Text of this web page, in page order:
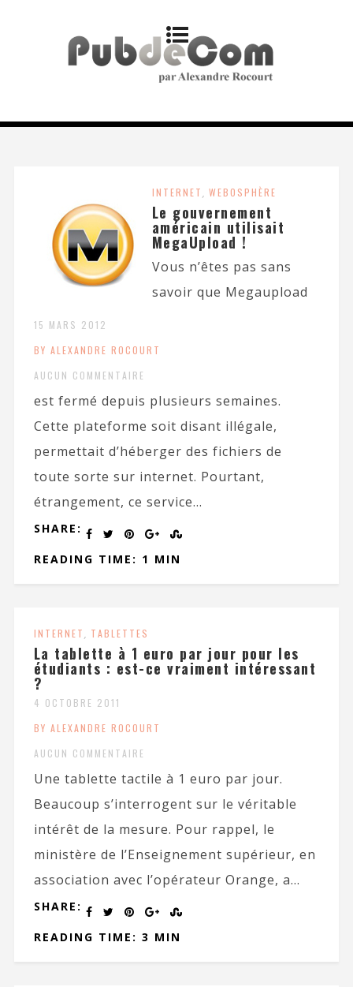
INTERNET, WEBOSPHÈRE
Le gouvernement
américain utilisait
MegaUpload !
15 MARS 2012
BY ALEXANDRE ROCOURT
AUCUN COMMENTAIRE
Vous n’êtes pas sans
savoir que Megaupload
est fermé depuis plusieurs semaines.
Cette plateforme soit disant illégale,
permettait d’héberger des fichiers de
toute sorte sur internet. Pourtant,
étrangement, ce service...
SHARE:
READING TIME: 1 MIN
INTERNET, TABLETTES
La tablette à 1 euro par jour pour les
étudiants : est-ce vraiment intéressant
?
4 OCTOBRE 2011
BY ALEXANDRE ROCOURT
AUCUN COMMENTAIRE
Une tablette tactile à 1 euro par jour.
Beaucoup s’interrogent sur le véritable
intérêt de la mesure. Pour rappel, le
ministère de l’Enseignement supérieur, en
association avec l’opérateur Orange, a...
SHARE:
READING TIME: 3 MIN